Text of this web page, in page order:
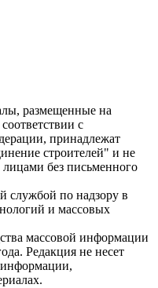
размещенные на
соответствии с
принадлежат
строителей" и не
без письменного
службой по надзору в
и массовых
массовой информации
Редакция не несет
информации,